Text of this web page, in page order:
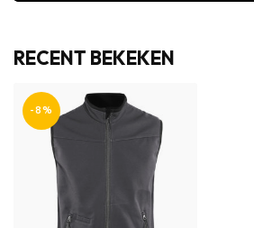
RECENT BEKEKEN
-8%